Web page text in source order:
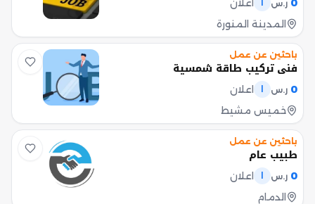
0 ر.س
اعلان
المدينة المنورة
باحثين عن عمل
فني تركيب طاقة شمسية
0 ر.س
اعلان
خميس مشيط
باحثين عن عمل
طبيب عام
0 ر.س
اعلان
الدمام